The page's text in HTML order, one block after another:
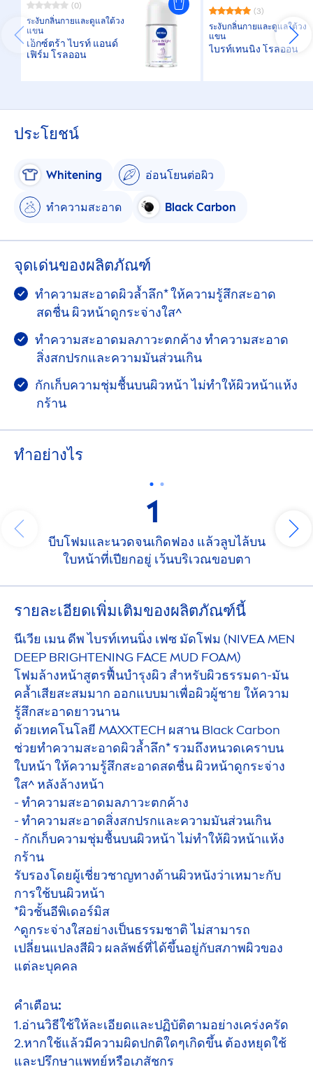
(0)
ระงับกลิ่นกายและดูแลใต้วง
แขน
เอ็กซ์ตร้า ไบรท์ แอนด์
เฟิร์ม โรลออน
(3)
ระงับกลิ่นกายและดูแลใต้วง
แขน
ไบรท์เทนนิ่ง โรลออน
ประโยชน์
Whitening อ่อนโยนต่อผิว
ทำความสะอาด Black Carbon
จุดเด่นของผลิตภัณฑ์
ทำความสะอาดผิวล้ำลึก* ให้ความรู้สึกสะอาด
สดชื่น ผิวหน้าดูกระจ่างใส^
ทำความสะอาดมลภาวะตกค้าง ทำความสะอาด
สิ่งสกปรกและความมันส่วนเกิน
กักเก็บความชุ่มชื้นบนผิวหน้า ไม่ทำให้ผิวหน้าแห้ง
กร้าน
ทําอย่างไร
1
บีบโฟมและนวดจนเกิดฟอง แล้วลูบไล้บน
ใบหน้าที่เปียกอยู่ เว้นบริเวณขอบตา
รายละเอียดเพิ่มเติมของผลิตภัณฑ์นี้
นีเวีย เมน ดีพ ไบรท์เทนนิ่ง เฟซ มัดโฟม (NIVEAMEN
DEEP BRIGHTENING FACE MUD FOAM)
โฟมล้างหน้าสูตรฟื้นบำรุงผิว สำหรับผิวธรรมดา-มัน
คล้ำเสียสะสมมาก ออกแบบมาเพื่อผิวผู้ชาย ให้ความ
รู้สึกสะอาดยาวนาน
ด้วยเทคโนโลยี MAXXTECH ผสาน Black Carbon
ช่วยทำความสะอาดผิวล้ำลึก* รวมถึงหนวดเคราบน
ใบหน้า ให้ความรู้สึกสะอาดสดชื่น ผิวหน้าดูกระจ่าง
ใส^ หลังล้างหน้า
- ทำความสะอาดมลภาวะตกค้าง
- ทำความสะอาดสิ่งสกปรกและความมันส่วนเกิน
- กักเก็บความชุ่มชื้นบนผิวหน้า ไม่ทำให้ผิวหน้าแห้ง
กร้าน
รับรองโดยผู้เชี่ยวชาญทางด้านผิวหนังว่าเหมาะกับ
การใช้บนผิวหน้า
*ผิวชั้นอีพิเดอร์มิส
^ดูกระจ่างใสอย่างเป็นธรรมชาติ ไม่สามารถ
เปลี่ยนแปลงสีผิว ผลลัพธ์ที่ได้ขึ้นอยู่กับสภาพผิวของ
แต่ละบุคคล
คำเตือน:
1.อ่านวิธีใช้ให้ละเอียดและปฏิบัติตามอย่างเคร่งครัด
2.หากใช้แล้วมีความผิดปกติใดๆเกิดขึ้น ต้องหยุดใช้
และปรึกษาแพทย์หรือเภสัชกร